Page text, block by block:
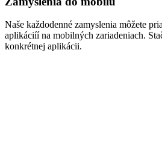
Naše každodenné zamyslenia môžete
aplikáciíí na mobilných zariadeniach.
konkrétnej aplikácii.